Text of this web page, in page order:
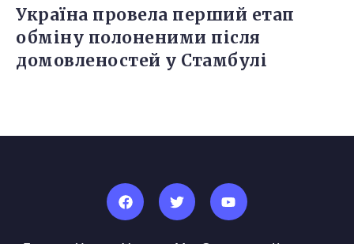
Україна провела перший етап
обміну полоненими після
домовленостей у Стамбулі